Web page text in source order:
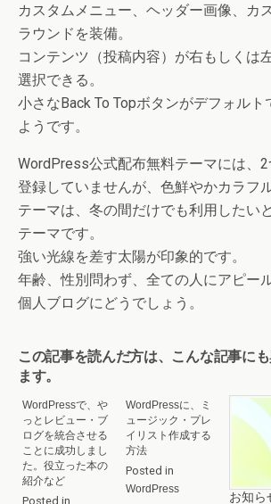
カスタムメニュー、ヘッダー画像、カ
ラウンドを装備。
コンテンツ（投稿内容）が右もしくは
選択できる。
小さなBack To Topボタンがデフォルト
ようです。
WordPress公式配布無料テーマには、
登録していませんが、色鮮やかカラフ
テーマは、冬の間だけでも利用したい
テーマです。
強い光線を差す太陽が印象的です。
年齢、性別問わず、全ての人にアピー
個人ブログにどうでしょう。
この記事を読んだ方は、こんな記事に
ます。
WordPressで、や
っとレビュー・ブ
ログを統合させる
ことに成功しまし
た。役立った本の
紹介など
Posted in
WordPressに、ミ
ュージック・プレ
イリスト作成する
方法
Posted in
WordPress
お知ら